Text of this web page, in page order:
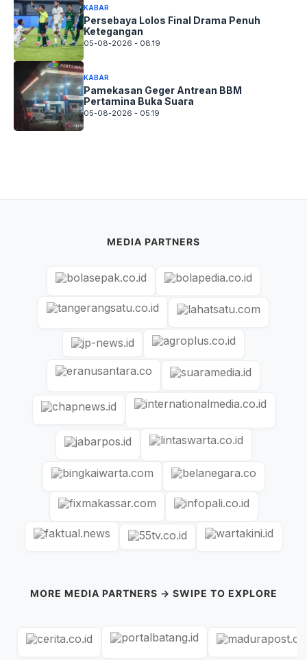
KABAR
Persebaya Lolos Final Drama Penuh
Ketegangan
05-08-2026 - 08.19
KABAR
Pamekasan Geger Antrean BBM
Pertamina Buka Suara
05-08-2026 - 05.19
MEDIA PARTNERS
MORE MEDIA PARTNERS → SWIPE TO EXPLORE